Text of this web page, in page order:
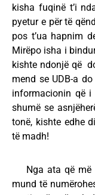
kisha fuqinë t’i
pyetur e për të
pos t’ua hapnim
Mirëpo isha i
kishte ndonjë që
mend se UDB-a
informacionin që i
shumë se
tonë, kishte edhe
të madh!
Nga ata që më
mund të